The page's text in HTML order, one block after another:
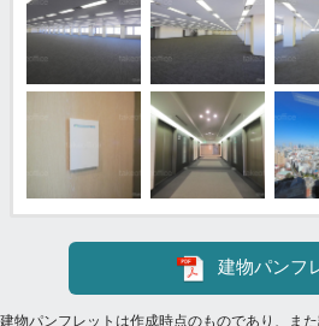
建物パンフ
建物パンフレットは作成時点のものであり、ま